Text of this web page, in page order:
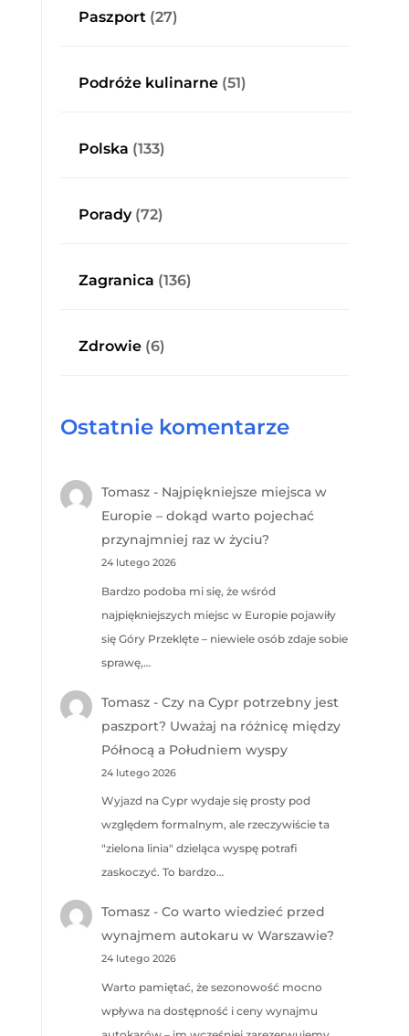
Paszport(27)
Podróże kulinarne(51)
Polska (133)
Porady(72)
Zagranica (136)
Zdrowie(6)
Ostatnie komentarze
Tomasz - Najpiękniejsze miejsca w
Europie – dokąd warto pojechać
przynajmniej raz w życiu?
24 lutego 2026
Bardzo podoba mi się, że wśród
najpiękniejszych miejsc w Europie pojawiły
się Góry Przeklęte – niewiele osób zdaje sobie
sprawę,…
Tomasz -Czy na Cypr potrzebny jest
paszport? Uważaj na różnicę między
Północą a Południem wyspy
24 lutego 2026
Wyjazd na Cypr wydaje się prosty pod
względem formalnym, ale rzeczywiście ta
"zielona linia" dzieląca wyspę potrafi
zaskoczyć. To bardzo…
Tomasz -Co warto wiedzieć przed
wynajmem autokaru w Warszawie?
24 lutego 2026
Warto pamiętać, że sezonowość mocno
wpływa na dostępność i ceny wynajmu